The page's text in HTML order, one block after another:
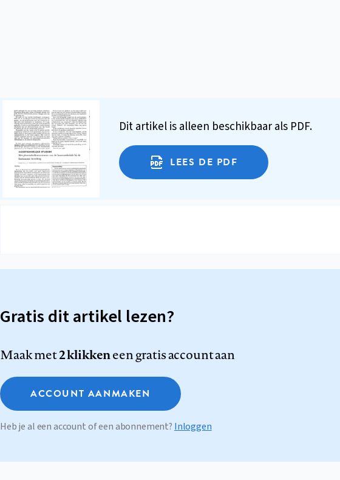
Dit artikel is alleen beschikbaar als PDF.
LEES DE PDF
Gratis dit artikel lezen?
Maak met2 klikkeneen gratis account aan
ACCOUNT AANMAKEN
Heb je al een account of een abonnement? Inloggen